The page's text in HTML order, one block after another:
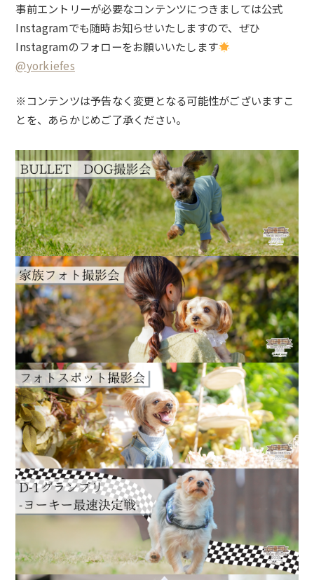
事前エントリーが必要なコンテンツにつきましては公式
Instagramでも随時お知らせいたしますので、ぜひ
Instagramのフォローをお願いいたします
@yorkiefes
※コンテンツは予告なく変更となる可能性がございますこ
とを、あらかじめご了承ください。